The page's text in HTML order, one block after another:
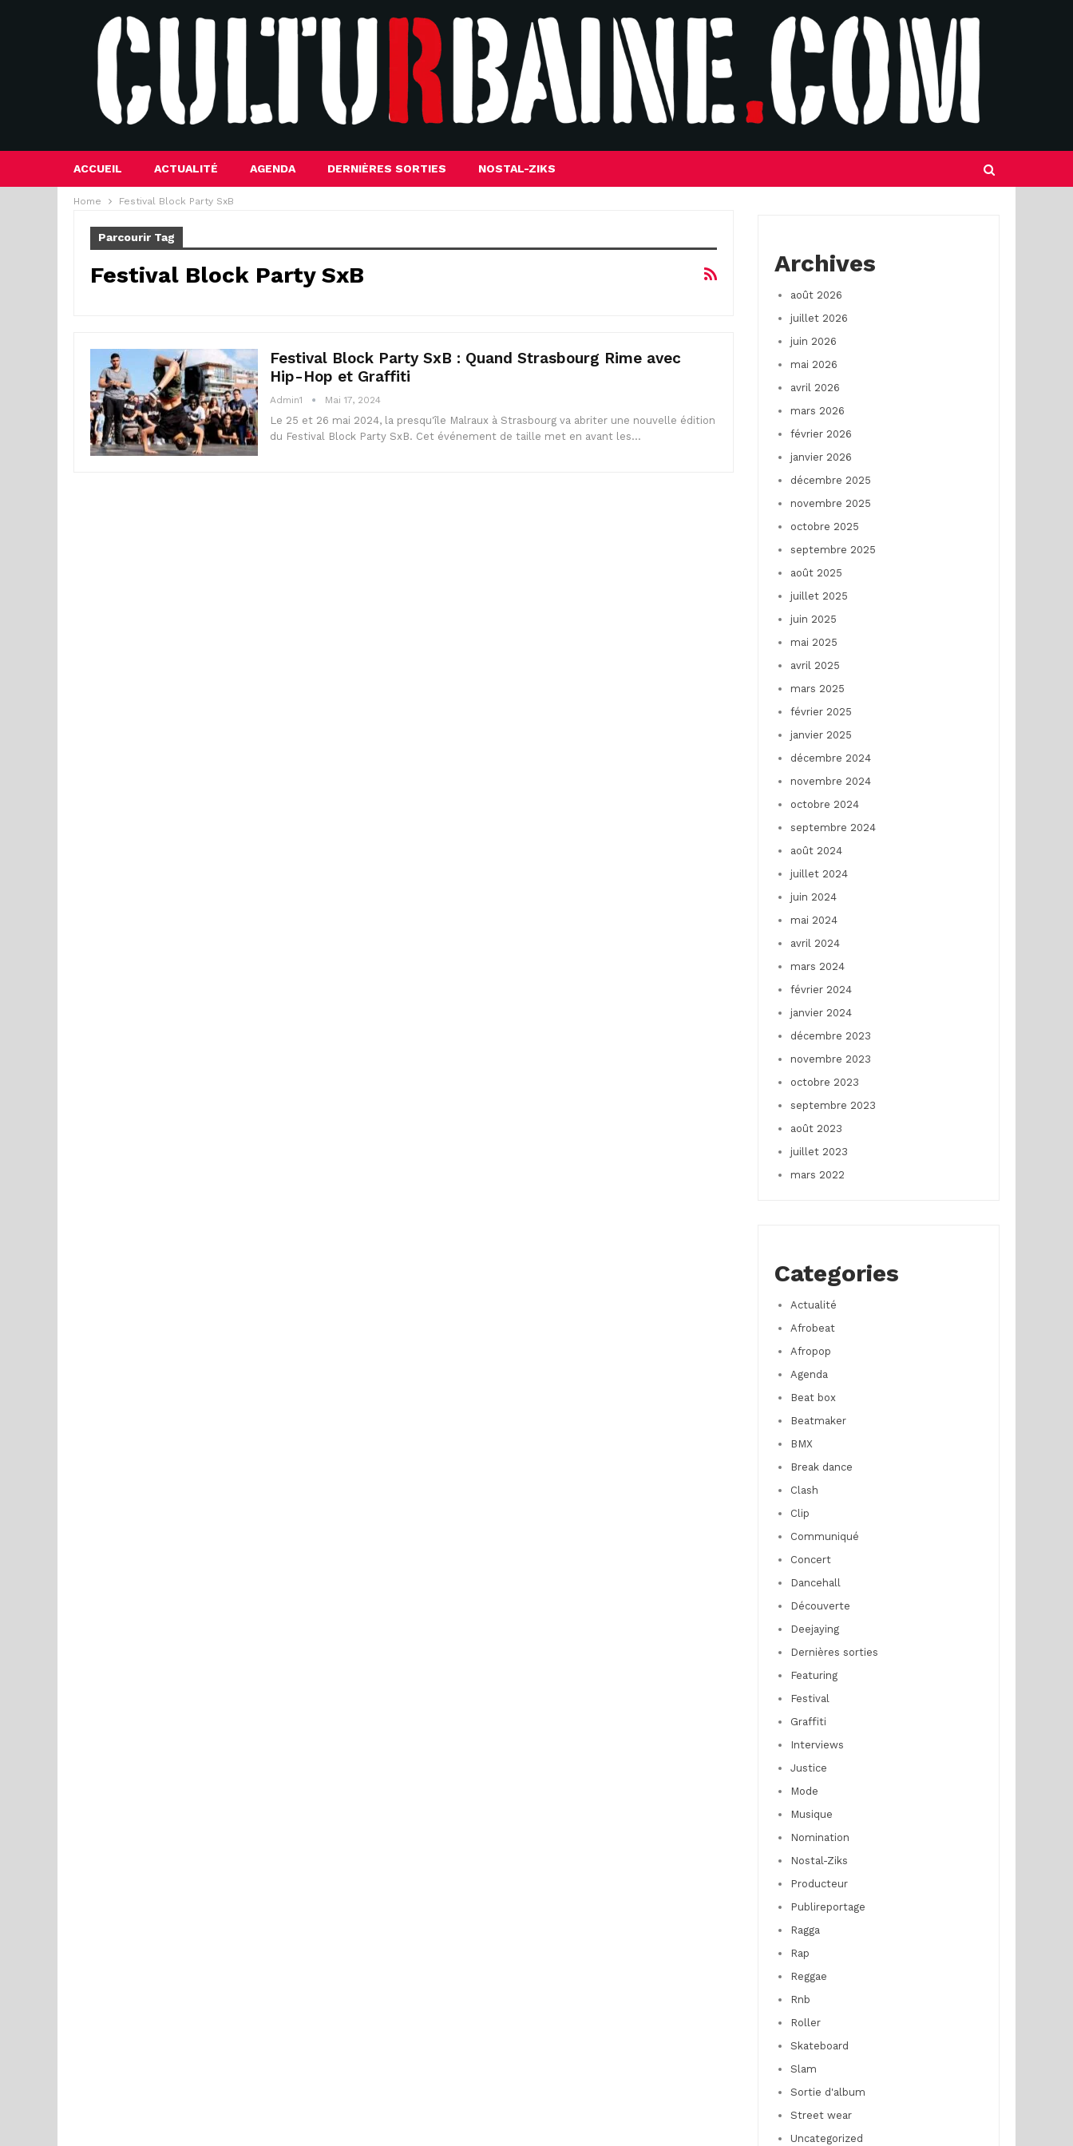
ACCUEIL ACTUALITÉ AGENDA DERNIÈRES SORTIES NOSTAL-ZIKS
Home Festival Block Party SxB
Parcourir Tag
Festival Block Party SxB
Festival Block Party SxB : Quand Strasbourg Rime avec
Hip-Hop et Graffiti
Admin1 Mai 17, 2024
Le 25 et 26 mai 2024, la presqu'île Malraux à Strasbourg va abriter une nouvelle édition
du Festival Block Party SxB. Cet événement de taille met en avant les…
Archives
août 2026
juillet 2026
juin 2026
mai 2026
avril 2026
mars 2026
février 2026
janvier 2026
décembre 2025
novembre 2025
octobre 2025
septembre 2025
août 2025
juillet 2025
juin 2025
mai 2025
avril 2025
mars 2025
février 2025
janvier 2025
décembre 2024
novembre 2024
octobre 2024
septembre 2024
août 2024
juillet 2024
juin 2024
mai 2024
avril 2024
mars 2024
février 2024
janvier 2024
décembre 2023
novembre 2023
octobre 2023
septembre 2023
août 2023
juillet 2023
mars 2022
Categories
Actualité
Afrobeat
Afropop
Agenda
Beat box
Beatmaker
BMX
Break dance
Clash
Clip
Communiqué
Concert
Dancehall
Découverte
Deejaying
Dernières sorties
Featuring
Festival
Graffiti
Interviews
Justice
Mode
Musique
Nomination
Nostal-Ziks
Producteur
Publireportage
Ragga
Rap
Reggae
Rnb
Roller
Skateboard
Slam
Sortie d'album
Street wear
Uncategorized